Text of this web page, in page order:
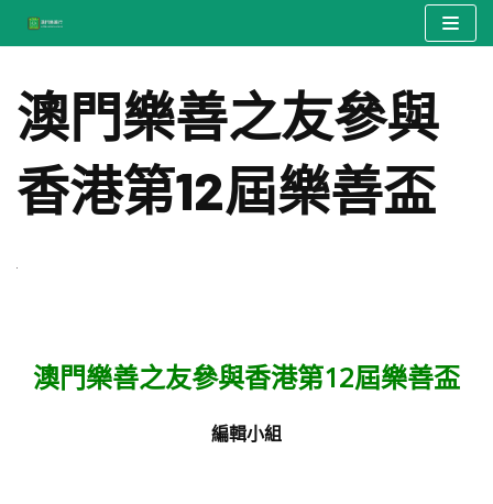
to
content
澳門樂善之友參與
香港第12屆樂善盃
澳門樂善之友參與香港第12屆樂善盃
編輯小組